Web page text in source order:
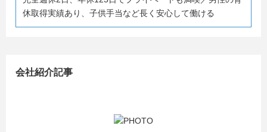
休取得実績あり、子供手当など長く安心して働ける
会社紹介記事